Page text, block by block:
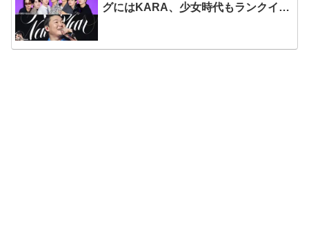
グにはKARA、少女時代もランクイ